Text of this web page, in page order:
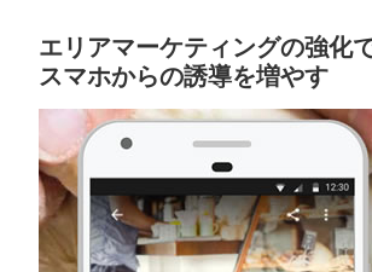
エリアマーケティングの強化で
スマホからの誘導を増やす